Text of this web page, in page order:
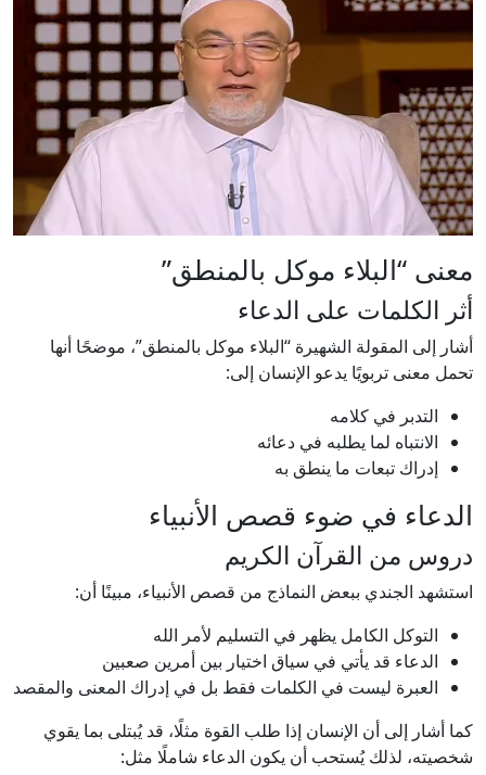
معنى “البلاء موكل بالمنطق”
أثر الكلمات على الدعاء
أشار إلى المقولة الشهيرة “البلاء موكل بالمنطق”، موضحًا أنها
تحمل معنى تربويًا يدعو الإنسان إلى:
التدبر في كلامه
الانتباه لما يطلبه في دعائه
إدراك تبعات ما ينطق به
الدعاء في ضوء قصص الأنبياء
دروس من القرآن الكريم
استشهد الجندي ببعض النماذج من قصص الأنبياء، مبينًا أن:
التوكل الكامل يظهر في التسليم لأمر الله
الدعاء قد يأتي في سياق اختيار بين أمرين صعبين
العبرة ليست في الكلمات فقط بل في إدراك المعنى والمقصد
كما أشار إلى أن الإنسان إذا طلب القوة مثلًا، قد يُبتلى بما يقوي
شخصيته، لذلك يُستحب أن يكون الدعاء شاملًا مثل: